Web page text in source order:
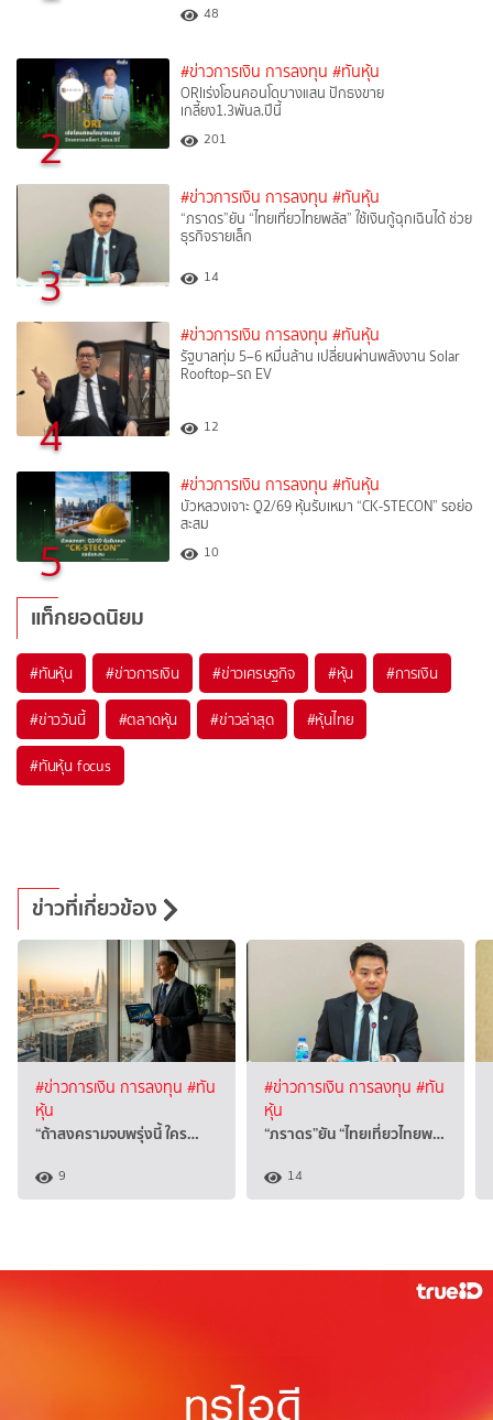
48
2
#ข่าวการเงิน การลงทุน #ทันหุ้น
ORIเร่งโอนคอนโดบางแสน ปักธงขาย
เกลี้ยง1.3พันล.ปีนี้
201
3
#ข่าวการเงิน การลงทุน #ทันหุ้น
“ภราดร”ยัน “ไทยเที่ยวไทยพลัส” ใช้เงินกู้ฉุกเฉินได้ ช่วย
ธุรกิจรายเล็ก
14
4
#ข่าวการเงิน การลงทุน #ทันหุ้น
รัฐบาลทุ่ม 5–6 หมื่นล้าน เปลี่ยนผ่านพลังงาน Solar
Rooftop–รถ EV
12
5
#ข่าวการเงิน การลงทุน #ทันหุ้น
บัวหลวงเจาะ Q2/69 หุ้นรับเหมา “CK-STECON” รอย่อ
สะสม
10
แท็กยอดนิยม
#ทันหุ้น #ข่าวการเงิน #ข่าวเศรษฐกิจ #หุ้น #การเงิน
#ข่าววันนี้ #ตลาดหุ้น #ข่าวล่าสุด #หุ้นไทย
#ทันหุ้น focus
ข่าวที่เกี่ยวข้อง
#ข่าวการเงิน การลงทุน #ทัน
หุ้น
“ถ้าสงครามจบพรุ่งนี้ ใคร…
9
#ข่าวการเงิน การลงทุน #ทัน
หุ้น
“ภราดร”ยัน “ไทยเที่ยวไทยพ…
14